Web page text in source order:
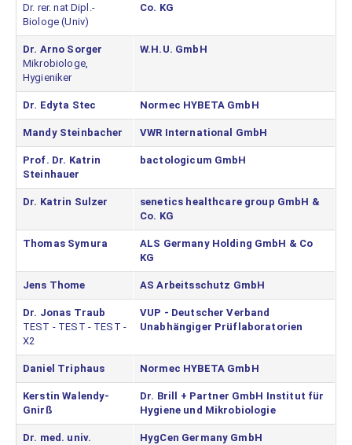
Dr. rer. nat Dipl.-
Biologe (Univ)
Co. KG
Dr. Arno Sorger
Mikrobiologe,
Hygieniker
W.H.U. GmbH
Dr. Edyta Stec Normec HYBETA GmbH
Mandy Steinbacher VWR International GmbH
Prof. Dr. Katrin
Steinhauer
bactologicum GmbH
Dr. Katrin Sulzer
senetics healthcare group GmbH &
Co. KG
Thomas Symura
ALS Germany Holding GmbH & Co
KG
Jens Thome AS Arbeitsschutz GmbH
Dr. Jonas Traub
TEST - TEST - TEST -
X2
VUP - Deutscher Verband
Unabhängiger Prüflaboratorien
Daniel Triphaus Normec HYBETA GmbH
Kerstin Walendy-
Gnirß
Dr. Brill + Partner GmbH Institut für
Hygiene und Mikrobiologie
Dr. med. univ.
HygCen Germany GmbH